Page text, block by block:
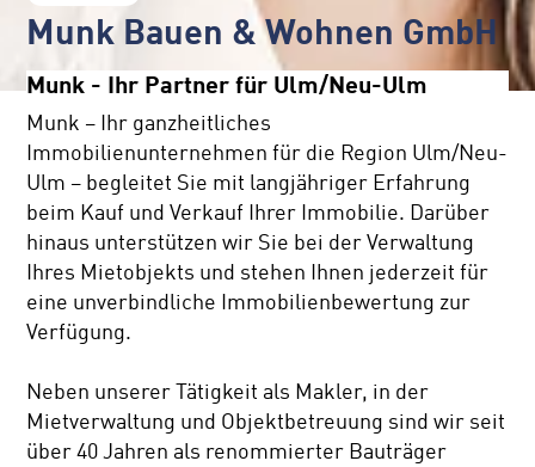
Munk Bauen & Wohnen GmbH
Munk - Ihr Partner für Ulm/Neu-Ulm
Munk – Ihr ganzheitliches
Immobilienunternehmen für die Region Ulm/Neu-
Ulm – begleitet Sie mit langjähriger Erfahrung
beim Kauf und Verkauf Ihrer Immobilie. Darüber
hinaus unterstützen wir Sie bei der Verwaltung
Ihres Mietobjekts und stehen Ihnen jederzeit für
eine unverbindliche Immobilienbewertung zur
Verfügung.
Neben unserer Tätigkeit als Makler, in der
Mietverwaltung und Objektbetreuung sind wir seit
über 40 Jahren als renommierter Bauträger